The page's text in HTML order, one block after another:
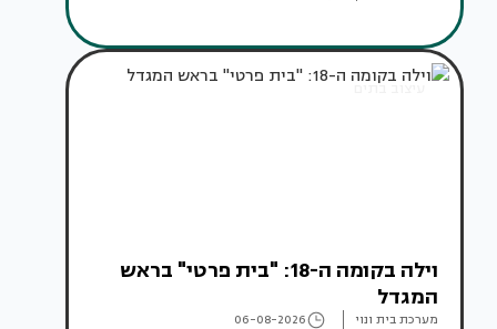
עיצוב בתים
וילה בקומה ה-18: "בית פרטי" בראש
המגדל
מערכת בית ונוי 06-08-2026